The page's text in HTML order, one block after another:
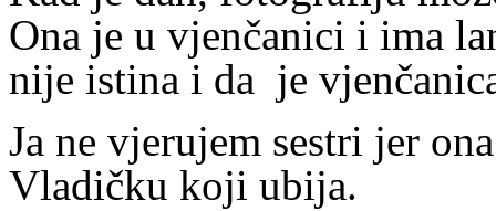
Ona je u vjenčanici i ima
nije istina i da je
Ja ne vjerujem sestri jer
Vladičku koji ubija.